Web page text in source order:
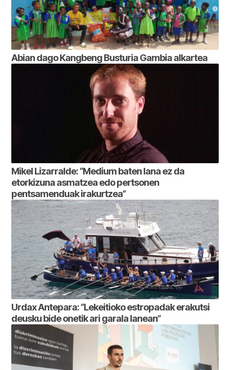
Abian dago Kangbeng Busturia Gambia alkartea
Mikel Lizarralde: “Medium baten lana ez da
etorkizuna asmatzea edo pertsonen
pentsamenduak irakurtzea”
Urdax Antepara: “Lekeitioko estropadak erakutsi
deusku bide onetik ari garala lanean”